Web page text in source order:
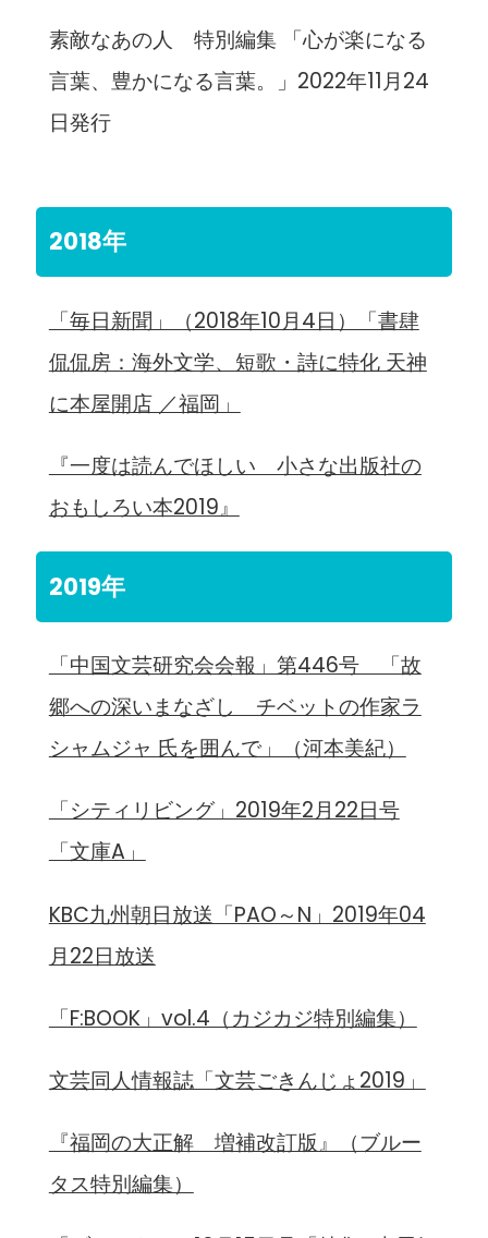
素敵なあの人 特別編集 「心が楽になる
言葉、豊かになる言葉。」2022年11月24
日発行
2018年
「毎日新聞」（2018年10月4日）「書肆
侃侃房：海外文学、短歌・詩に特化 天神
に本屋開店 ／福岡」
『一度は読んでほしい 小さな出版社の
おもしろい本2019』
2019年
「中国文芸研究会会報」第446号 「故
郷への深いまなざし チベットの作家ラ
シャムジャ 氏を囲んで」（河本美紀）
「シティリビング」2019年2月22日号
「文庫A」
KBC九州朝日放送「PAO～N」2019年04
月22日放送
「F:BOOK」vol.4（カジカジ特別編集）
文芸同人情報誌「文芸ごきんじょ2019」
『福岡の大正解 増補改訂版』（ブルー
タス特別編集）